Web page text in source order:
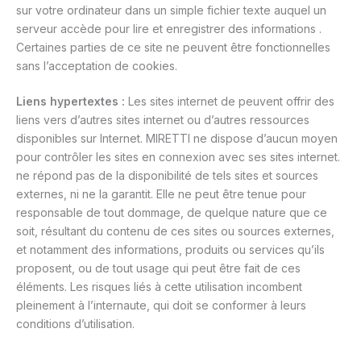
sur votre ordinateur dans un simple fichier texte auquel un
serveur accède pour lire et enregistrer des informations .
Certaines parties de ce site ne peuvent être fonctionnelles
sans l’acceptation de cookies.
Liens hypertextes : Les sites internet de peuvent offrir des
liens vers d’autres sites internet ou d’autres ressources
disponibles sur Internet. MIRETTI ne dispose d’aucun moyen
pour contrôler les sites en connexion avec ses sites internet.
ne répond pas de la disponibilité de tels sites et sources
externes, ni ne la garantit. Elle ne peut être tenue pour
responsable de tout dommage, de quelque nature que ce
soit, résultant du contenu de ces sites ou sources externes,
et notamment des informations, produits ou services qu’ils
proposent, ou de tout usage qui peut être fait de ces
éléments. Les risques liés à cette utilisation incombent
pleinement à l’internaute, qui doit se conformer à leurs
conditions d’utilisation.